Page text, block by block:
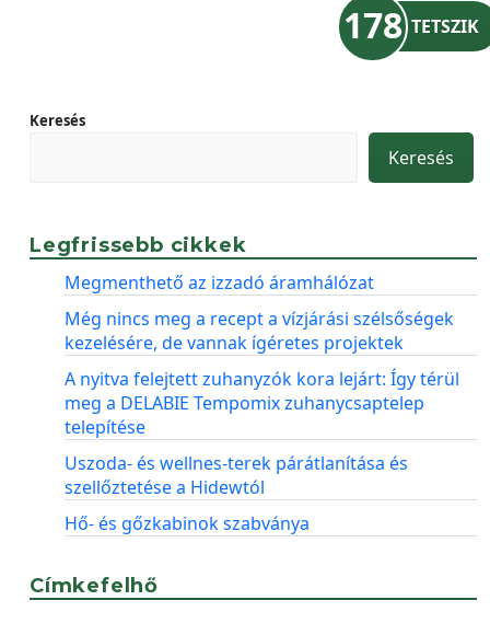
178 TETSZIK
Keresés
Keresés
Legfrissebb cikkek
Megmenthető az izzadó áramhálózat
Még nincs meg a recept a vízjárási szélsőségek
kezelésére, de vannak ígéretes projektek
A nyitva felejtett zuhanyzók kora lejárt: Így térül
meg a DELABIE Tempomix zuhanycsaptelep
telepítése
Uszoda- és wellnes-terek párátlanítása és
szellőztetése a Hidewtól
Hő- és gőzkabinok szabványa
Címkefelhő